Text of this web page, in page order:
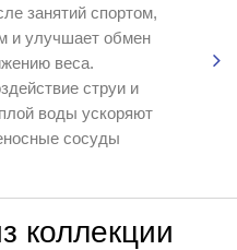
занятий спортом,
и улучшает обмен
веса.
струи и
воды ускоряют
сосуды
коллекции